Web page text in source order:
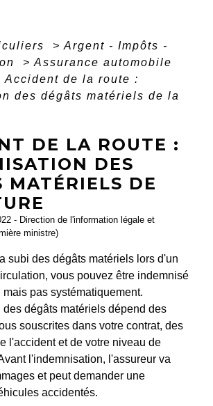
> Argent - Impôts -
> Assurance automobile
Accident de la route :
des dégâts matériels de la
DE LA ROUTE :
DES
MATÉRIELS DE
- Direction de l'information légale et
ministre)
subi des dégâts matériels lors d'un
vous pouvez être indemnisé
pas systématiquement.
des dégâts matériels dépend des
souscrites dans votre contrat, des
l'accident et de votre niveau de
l'indemnisation, l'assureur va
et peut demander une
accidentés.